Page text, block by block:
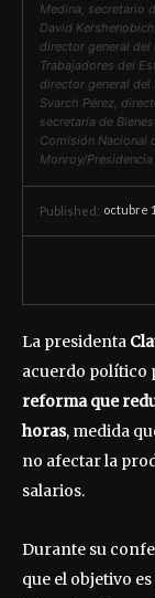
Medina, secretario
David
director general
Trabajadores del
director general del
Svarch Pérez,
secretaria de
Comisión Nacional
Monroy/Presidencia
Published: octubre
La presidenta
acuerdo político
reforma que
horas, medida
no afectar la
salarios.
Durante su
que el objetivo